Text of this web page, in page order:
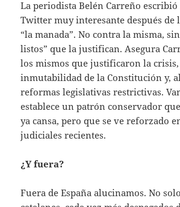
La periodista Belén Carreño
Twitter muy interesante después de
“la manada”. No contra la misma,
listos” que la justifican. Asegura
los mismos que justificaron la
inmutabilidad de la Constitución y,
reformas legislativas restrictivas.
establece un patrón conservador
ya cansa, pero que se ve reforzado
judiciales recientes.
¿Y fuera?
Fuera de España alucinamos. No